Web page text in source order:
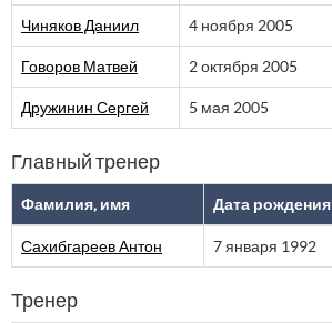
Чиняков Даниил 4 ноября 2005
Говоров Матвей 2 октября 2005
Дружинин Сергей 5 мая 2005
Главный тренер
Фамилия, имя Дата рождения
Сахибгареев Антон 7 января 1992
Тренер